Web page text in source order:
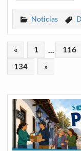
Noticias
« 1 116
134
»